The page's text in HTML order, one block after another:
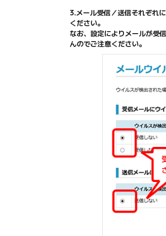
3.メール受信／送信それぞれ
ください。
なお、設定によりメールが受
んのでご注意ください。